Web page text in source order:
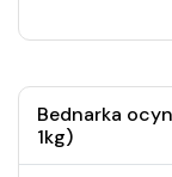
Bednarka
1kg)